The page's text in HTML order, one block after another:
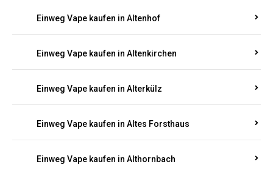
Einweg Vape kaufen in Altenhof
Einweg Vape kaufen in Altenkirchen
Einweg Vape kaufen in Alterkülz
Einweg Vape kaufen in Altes Forsthaus
Einweg Vape kaufen in Althornbach